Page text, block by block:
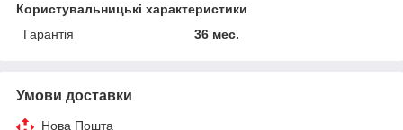
Користувальницькі характеристики
Гарантія
36 мес.
Умови доставки
Нова Пошта